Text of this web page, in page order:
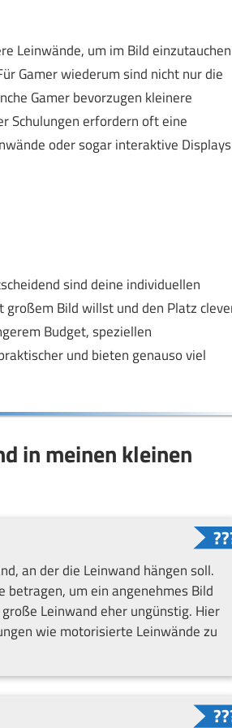
Leinwände, um im Bild
Gamer wiederum sind nicht nur die
Gamer bevorzugen kleinere
Schulungen erfordern oft eine
oder sogar interaktive Displays
sind deine individuellen
Bild willst und den Platz
Budget, speziellen
und bieten genauso viel
in meinen kleinen
an der die Leinwand hängen soll.
um ein angenehmes Bild
Leinwand eher ungünstig. Hier
wie motorisierte Leinwände zu